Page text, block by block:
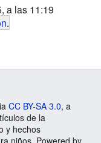
a las 11:19
.
CC BY-SA 3.0, a
de la
y hechos